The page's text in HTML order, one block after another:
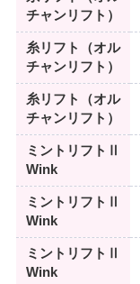
チャンリフト）
糸リフト（オル
チャンリフト）
糸リフト（オル
チャンリフト）
ミントリフトⅡ
Wink
ミントリフトⅡ
Wink
ミントリフトⅡ
Wink